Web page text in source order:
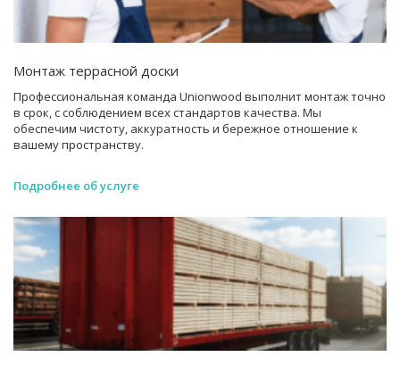
Монтаж террасной доски
Профессиональная команда Unionwood выполнит монтаж точно
в срок, с соблюдением всех стандартов качества. Мы
обеспечим чистоту, аккуратность и бережное отношение к
вашему пространству.
Подробнее об услуге